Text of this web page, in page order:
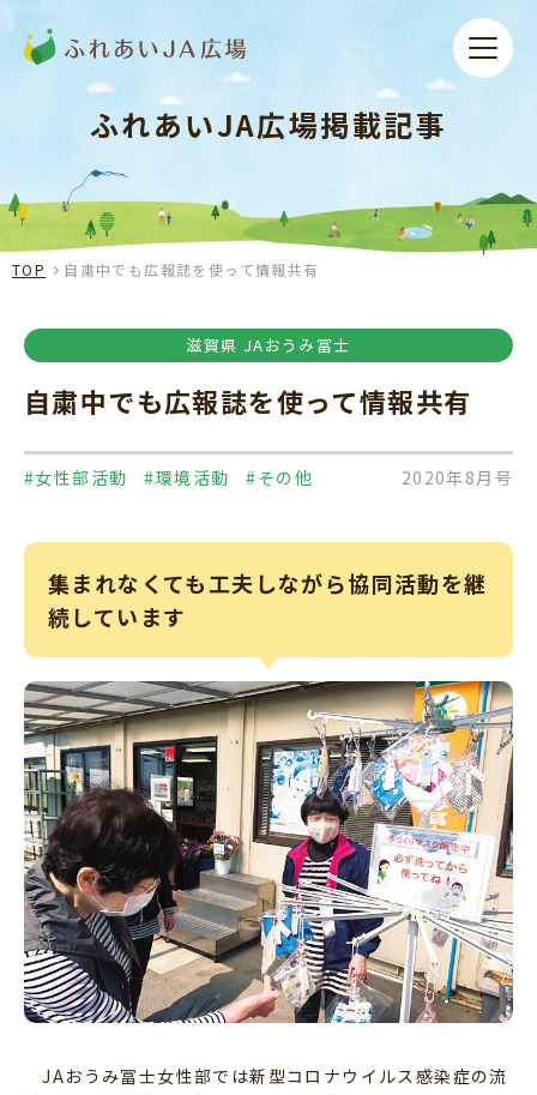
ふれあいJA広場掲載記事
TOP 自粛中でも広報誌を使って情報共有
滋賀県 JAおうみ冨士
自粛中でも広報誌を使って情報共有
#女性部活動 #環境活動 #その他 2020年8月号
集まれなくても工夫しながら協同活動を継
続しています
JAおうみ冨士女性部では新型コロナウイルス感染症の流